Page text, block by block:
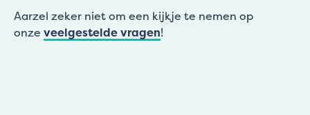
Aarzel zeker niet om een kijkje te nemen op
onze veelgestelde vragen!